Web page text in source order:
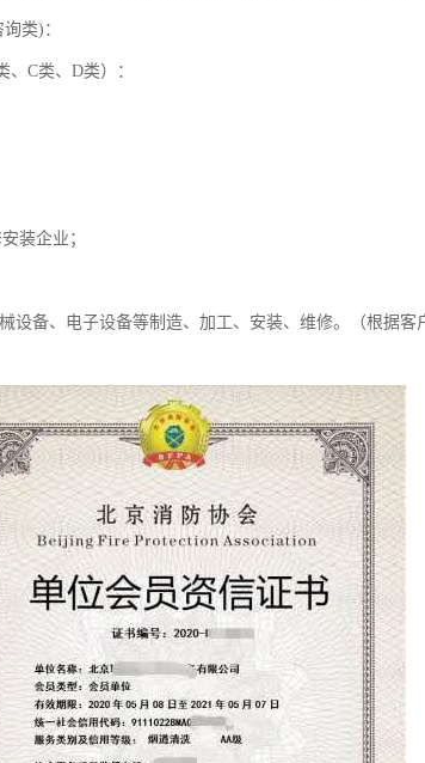
类)：
C类、D类）：
装企业；
设备、电子设备等制造、加工、安装、维修。（根据